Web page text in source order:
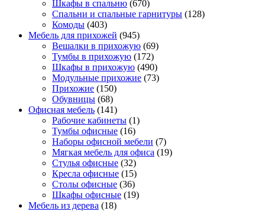
Шкафы в спальню (670)
Спальни и спальные гарнитуры (128)
Комоды (403)
Мебель для прихожей (945)
Вешалки в прихожую (69)
Тумбы в прихожую (172)
Шкафы в прихожую (490)
Модульные прихожие (73)
Прихожие (150)
Обувницы (68)
Офисная мебель (141)
Рабочие кабинеты (1)
Тумбы офисные (16)
Наборы офисной мебели (7)
Мягкая мебель для офиса (19)
Стулья офисные (32)
Кресла офисные (15)
Столы офисные (36)
Шкафы офисные (19)
Мебель из дерева (18)